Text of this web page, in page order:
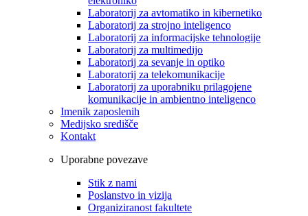
Laboratorij za avtomatiko in kibernetiko
Laboratorij za strojno inteligenco
Laboratorij za informacijske tehnologije
Laboratorij za multimedijo
Laboratorij za sevanje in optiko
Laboratorij za telekomunikacije
Laboratorij za uporabniku prilagojene
komunikacije in ambientno inteligenco
Imenik zaposlenih
Medijsko središče
Kontakt
Uporabne povezave
Stik z nami
Poslanstvo in vizija
Organiziranost fakultete